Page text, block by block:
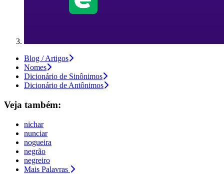
Blog / Artigos
Nomes
Dicionário de Sinônimos
Dicionário de Antônimos
Veja também:
nichar
nunciar
nogueira
negrão
negreiro
Mais Palavras